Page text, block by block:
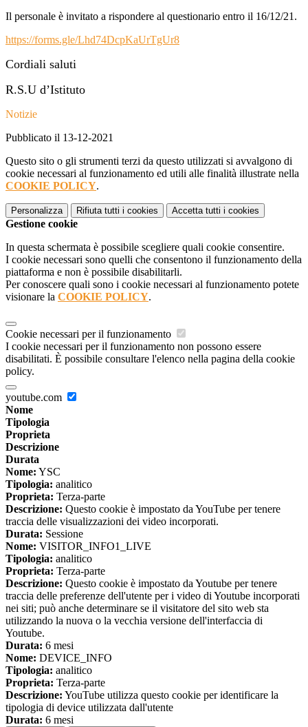
Il personale è invitato a rispondere al questionario entro il 16/12/21.
https://forms.gle/Lhd74DcpKaUrTgUr8
Cordiali saluti
R.S.U d’Istituto
Notizie
Pubblicato il 13-12-2021
Questo sito o gli strumenti terzi da questo utilizzati si avvalgono di
cookie necessari al funzionamento ed utili alle finalità illustrate nella
COOKIE POLICY.
Personalizza Rifiuta tutti i cookies Accetta tutti i cookies
Gestione cookie
In questa schermata è possibile scegliere quali cookie consentire.
I cookie necessari sono quelli che consentono il funzionamento della
piattaforma e non è possibile disabilitarli.
Per conoscere quali sono i cookie necessari al funzionamento potete
visionare la COOKIE POLICY.
Cookie necessari per il funzionamento
I cookie necessari per il funzionamento non possono essere
disabilitati. È possibile consultare l'elenco nella pagina della cookie
policy.
youtube.com
Nome
Tipologia
Proprieta
Descrizione
Durata
Nome: YSC
Tipologia: analitico
Proprieta: Terza-parte
Descrizione: Questo cookie è impostato da YouTube per tenere
traccia delle visualizzazioni dei video incorporati.
Durata: Sessione
Nome: VISITOR_INFO1_LIVE
Tipologia: analitico
Proprieta: Terza-parte
Descrizione: Questo cookie è impostato da Youtube per tenere
traccia delle preferenze dell'utente per i video di Youtube incorporati
nei siti; può anche determinare se il visitatore del sito web sta
utilizzando la nuova o la vecchia versione dell'interfaccia di
Youtube.
Durata: 6 mesi
Nome: DEVICE_INFO
Tipologia: analitico
Proprieta: Terza-parte
Descrizione: YouTube utilizza questo cookie per identificare la
tipologia di device utilizzata dall'utente
Durata: 6 mesi